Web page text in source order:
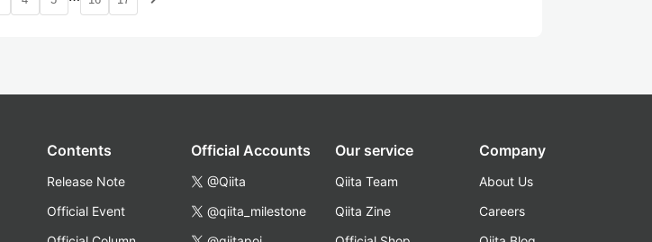
Contents
Release Note
Official Event
Official Accounts
@Qiita
@qiita_milestone
Our service
Qiita Team
Qiita Zine
Company
About Us
Careers